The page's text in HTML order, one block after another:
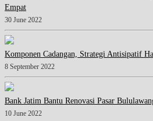
Empat
30 June 2022
Komponen Cadangan, Strategi Antisipatif
8 September 2022
Bank Jatim Bantu Renovasi Pasar
10 June 2022